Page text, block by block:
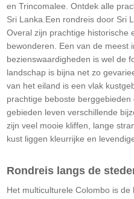
en Trincomalee. Ontdek alle
Sri Lanka.Een rondreis door Sri
Overal zijn prachtige historische
bewonderen. Een van de meest
bezienswaardigheden is wel de
landschap is bijna net zo
van het eiland is een vlak
prachtige beboste
gebieden leven verschillende
zijn veel mooie kliffen, lange
kust liggen kleurrijke en
Rondreis langs de
Het multiculturele Colombo is